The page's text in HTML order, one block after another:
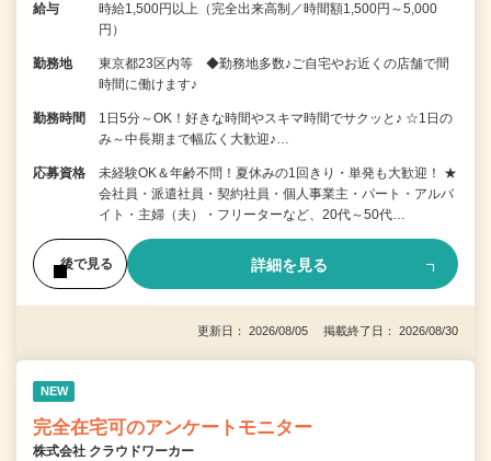
給与
時給1,500円以上（完全出来高制／時間額1,500円～5,000
円）
勤務地
東京都23区内等 ◆勤務地多数♪ご自宅やお近くの店舗で間
時間に働けます♪
勤務時間
1日5分～OK！好きな時間やスキマ時間でサクッと♪ ☆1日の
み～中長期まで幅広く大歓迎♪…
応募資格
未経験OK＆年齢不問！夏休みの1回きり・単発も大歓迎！ ★
会社員・派遣社員・契約社員・個人事業主・パート・アルバ
イト・主婦（夫）・フリーターなど、20代～50代…
後で見る 詳細を見る
更新日： 2026/08/05 掲載終了日： 2026/08/30
NEW
完全在宅可のアンケートモニター
株式会社 クラウドワーカー